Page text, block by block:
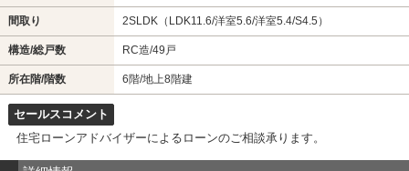
間取り 2SLDK（LDK11.6/洋室5.6/洋室5.4/S4.5）
構造/総戸数 RC造/49戸
所在階/階数 6階/地上8階建
セールスコメント
住宅ローンアドバイザーによるローンのご相談承ります。